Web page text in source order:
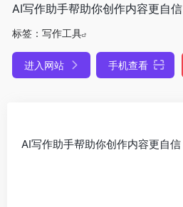
AI写作助手帮助你创作内容更自信
标签： 写作工具
进入网站 手机查看
AI写作助手帮助你创作内容更自信